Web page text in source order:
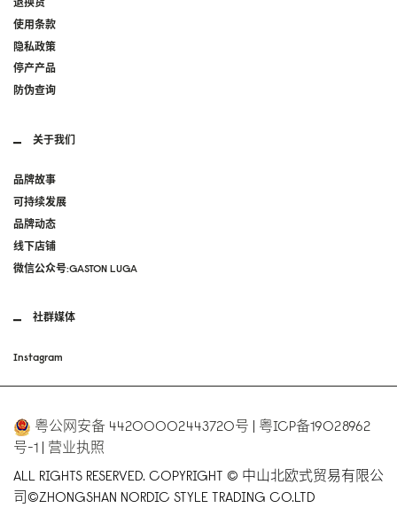
使用条款
隐私政策
停产产品
防伪查询
关于我们
品牌故事
可持续发展
品牌动态
线下店铺
微信公众号:GASTON LUGA
社群媒体
Instagram
粤公网安备 44200002443720号 | 粤ICP备19028962
号-1 | 营业执照
ALL RIGHTS RESERVED. COPYRIGHT © 中山北欧式贸易有限公
司©ZHONGSHAN NORDIC STYLE TRADING CO.LTD